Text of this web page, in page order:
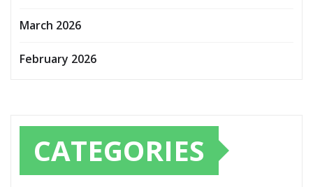
March 2026
February 2026
CATEGORIES